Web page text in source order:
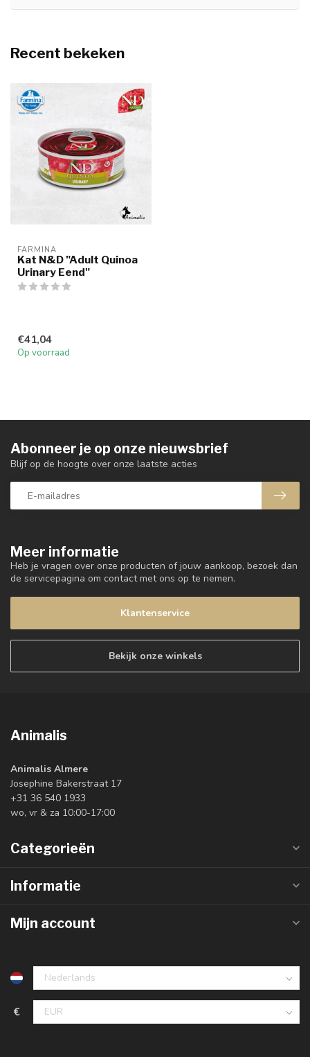
Recent bekeken
FARMINA
Kat N&D "Adult Quinoa
Urinary Eend"
€41,04
Op voorraad
Meer informatie
Heb je vragen over onze producten of jouw aankoop, bezoek dan
de servicepagina om contact met ons op te nemen.
Klantenservice
Bekijk onze winkels
Abonneer je op onze nieuwsbrief
Blijf op de hoogte over onze laatste acties
Animalis
Animalis Almere
Josephine Bakerstraat 17
+31 36 540 1933
wo, vr & za 10:00-17:00
Categorieën
Informatie
Mijn account
€